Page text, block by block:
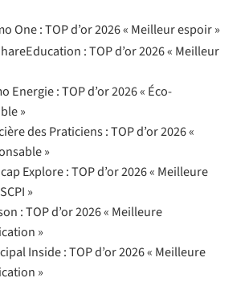
One : TOP d’or 2026 « Meilleur espoir »
: TOP d’or 2026 « Meilleur
Energie : TOP d’or 2026 « Éco-
»
des Praticiens : TOP d’or 2026 «
»
Explore : TOP d’or 2026 « Meilleure
»
: TOP d’or 2026 « Meilleure
»
Inside : TOP d’or 2026 « Meilleure
»